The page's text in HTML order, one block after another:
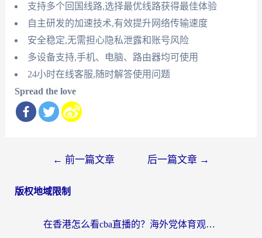
支持多个回国线路,选择最优线路获得最佳体验
自主研发的加速技术,有效提升网络传输速度
安全稳定,无需担心隐私泄露和账号风险
多设备支持,手机、电脑、路由器均可使用
24小时在线客服,随时解答使用问题
Spread the love
导
← 前一篇文章 后一篇文章 →
版权地域限制
在香港怎么看cba直播的？海外党体育观赛终极指南：告别版权限制，畅享中文解说